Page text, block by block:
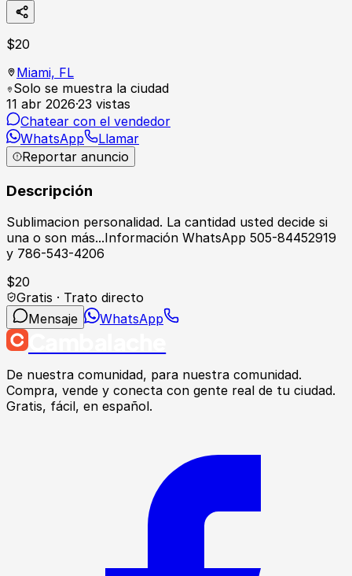
$20
Miami, FL
Solo se muestra la ciudad
11 abr 2026·23 vistas
Chatear con el vendedor
WhatsApp
Llamar
Reportar anuncio
Descripción
Sublimacion personalidad. La cantidad usted decide si
una o son más...Información WhatsApp 505-84452919
y 786-543-4206
$20
Gratis · Trato directo
Mensaje
WhatsApp
De nuestra comunidad, para nuestra comunidad.
Compra, vende y conecta con gente real de tu ciudad.
Gratis, fácil, en español.